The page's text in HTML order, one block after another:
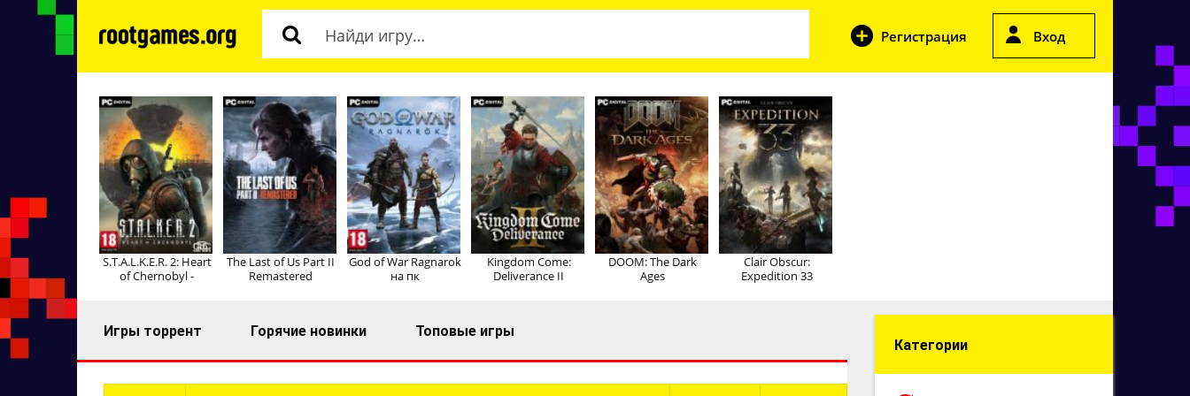
Регистрация Вход
S.T.A.L.K.E.R. 2: Heart
of Chernobyl -
The Last of Us Part II
Remastered
God of War Ragnarok
на пк
Kingdom Come:
Deliverance II
DOOM: The Dark
Ages
Clair Obscur:
Expedition 33
Игры торрент Горячие новинки
Топовые игры
Категории